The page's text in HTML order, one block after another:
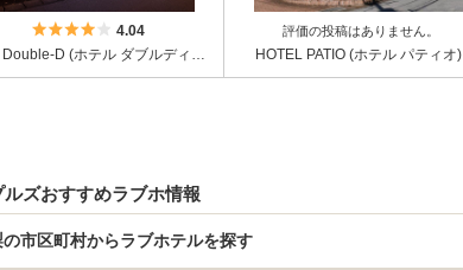
5つ星のうち4
4.04
Hotel Double-D (ホテル ダブルディー)
評価の投稿はありません。
HOTEL PATIO (ホテル パティオ)
ルズおすすめラブホ情報
の市区町村からラブホテルを探す